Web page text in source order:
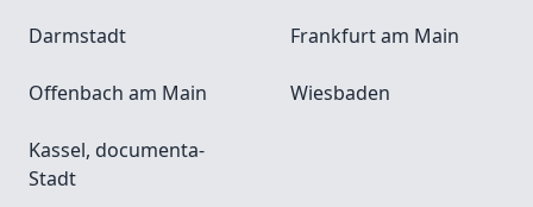
Darmstadt Frankfurt am Main
Offenbach am Main Wiesbaden
Kassel, documenta-
Stadt